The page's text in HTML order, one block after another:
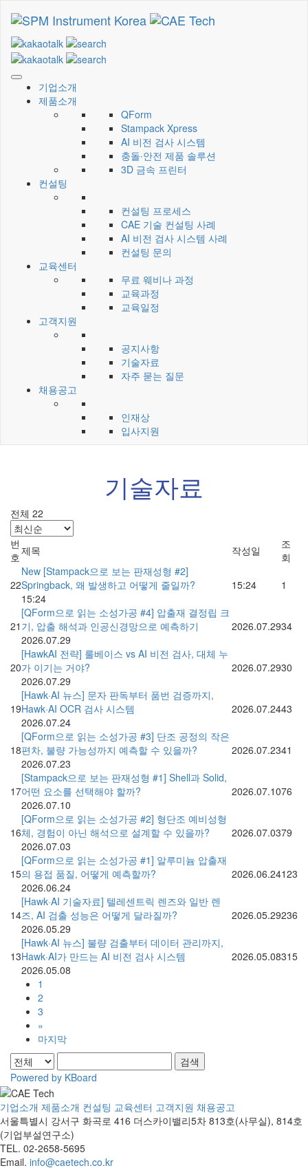
the
content
CAE Technology
씨에이이테크놀러지
기업소개
제품소개
QForm
Stampack Xpress
AI 비전 검사 시스템
충돌∙안전 제품 솔루션
3D 금속 프린터
컨설팅
컨설팅 프로세스
CAE 기술 컨설팅 사례
AI 비전 검사 시스템 사례
컨설팅 문의
교육센터
무료 웨비나 과정
교육과정
교육일정
고객지원
공지사항
기술자료
자주 묻는 질문
채용공고
인재상
입사지원
기술자료
전체 22
번
호제목 작성일
조
회
22
New [Stampack으로 보는 판재성형 #2]
Springback, 왜 발생하고 어떻게 줄일까?
15:24
15:24 1
21
[QForm으로 읽는 소성가공 #4] 압출재 결정립 크
기, 압출 해석과 인공신경망으로 예측하기
2026.07.29
2026.07.2934
20
[HawkAI 전략] 룰베이스 vs AI 비전 검사, 대체 누
가 이기는 거야?
2026.07.29
2026.07.2930
19
[Hawk·AI 뉴스] 문자 판독부터 품번 검증까지,
Hawk·AI OCR 검사 시스템
2026.07.24
2026.07.2443
18
[QForm으로 읽는 소성가공 #3] 단조 공정의 작은
편차, 불량 가능성까지 예측할 수 있을까?
2026.07.23
2026.07.2341
17
[Stampack으로 보는 판재성형 #1] Shell과 Solid,
어떤 요소를 선택해야 할까?
2026.07.10
2026.07.1076
16
[QForm으로 읽는 소성가공 #2] 형단조 예비성형
체, 경험이 아닌 해석으로 설계할 수 있을까?
2026.07.03
2026.07.0379
15
[QForm으로 읽는 소성가공 #1] 알루미늄 압출재
의 용접 품질, 어떻게 예측할까?
2026.06.24
2026.06.24123
14
[Hawk·AI 기술자료] 텔레센트릭 렌즈와 일반 렌
즈, AI 검출 성능은 어떻게 달라질까?
2026.05.29
2026.05.29236
13
[Hawk·AI 뉴스] 불량 검출부터 데이터 관리까지,
Hawk·AI가 만드는 AI 비전 검사 시스템
2026.05.08
2026.05.08315
1
2
3
»
마지막
검색
Powered by KBoard
기업소개 제품소개 컨설팅 교육센터 고객지원 채용공고
서울특별시 강서구 화곡로 416 더스카이밸리5차 813호(사무실), 814호
(기업부설연구소)
TEL. 02-2658-5695
Email. info@caetech.co.kr